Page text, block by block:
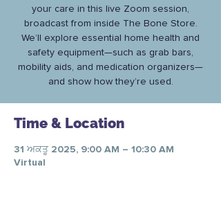
your care in this live Zoom session,
broadcast from inside The Bone Store.
We’ll explore essential home health and
safety equipment—such as grab bars,
mobility aids, and medication organizers—
and show how they’re used.
Time & Location
31 ਅਕਤੂ 2025, 9:00 AM – 10:30 AM
Virtual